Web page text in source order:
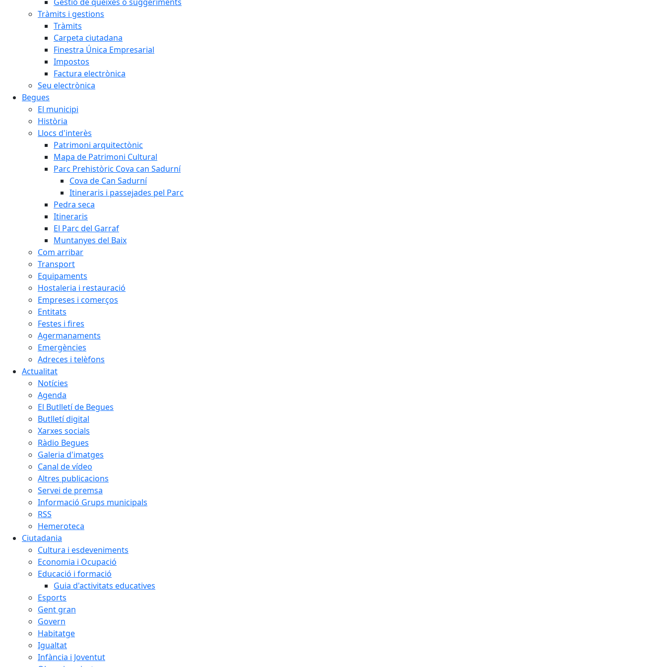
Tràmits i gestions
Tràmits
Carpeta ciutadana
Finestra Única Empresarial
Impostos
Factura electrònica
Seu electrònica
Begues
El municipi
Història
Llocs d'interès
Patrimoni arquitectònic
Mapa de Patrimoni Cultural
Parc Prehistòric Cova can Sadurní
Cova de Can Sadurní
Itineraris i passejades pel Parc
Pedra seca
Itineraris
El Parc del Garraf
Muntanyes del Baix
Com arribar
Transport
Equipaments
Hostaleria i restauració
Empreses i comerços
Entitats
Festes i fires
Agermanaments
Emergències
Adreces i telèfons
Actualitat
Notícies
Agenda
El Butlletí de Begues
Butlletí digital
Xarxes socials
Ràdio Begues
Galeria d'imatges
Canal de vídeo
Altres publicacions
Servei de premsa
Informació Grups municipals
RSS
Hemeroteca
Ciutadania
Cultura i esdeveniments
Economia i Ocupació
Educació i formació
Guia d'activitats educatives
Esports
Gent gran
Govern
Habitatge
Igualtat
Infància i Joventut